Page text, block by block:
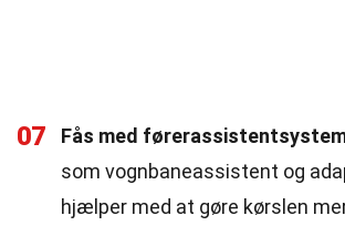
07 Fås med
som vognbaneassistent og
hjælper med at gøre kørslen